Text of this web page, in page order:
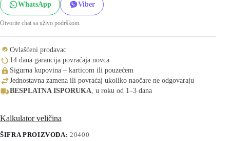
WhatsApp Viber
Otvorite chat sa uživo podrškom.
Ovlašćeni prodavac
14 dana garancija povraćaja novca
Sigurna kupovina – karticom ili pouzećem
Jednostavna zamena ili povraćaj ukoliko naočare ne odgovaraju
BESPLATNA ISPORUKA, u roku od 1–3 dana
Kalkulator veličina
ŠIFRA PROIZVODA:20400